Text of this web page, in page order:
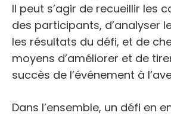
Il peut s’agir de recueillir les
des participants, d’analyser
les résultats du défi, et de
moyens d’améliorer et de
succès de l’événement à
Dans l’ensemble, un défi en